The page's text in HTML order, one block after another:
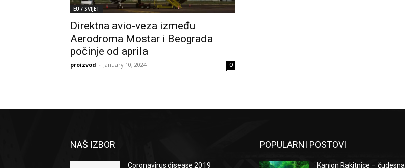
EU / SVIJET
Direktna avio-veza između
Aerodroma Mostar i Beograda
počinje od aprila
proizvod - January 10, 2024 0
NAŠ IZBOR
Coronavirus disease 2019
POPULARNI POSTOVI
Kanjon Rakitnice – čudesna